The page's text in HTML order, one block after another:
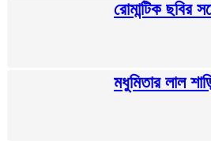
রোমান্টিক ছবির
মধুমিতার লাল